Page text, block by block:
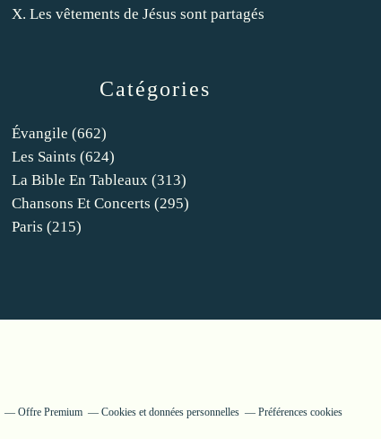
Catégories
Évangile (662)
Les Saints (624)
La Bible En Tableaux (313)
Chansons Et Concerts (295)
Paris (215)
X. Les vêtements de Jésus sont partagés
Offre Premium Cookies et données personnelles Préférences cookies